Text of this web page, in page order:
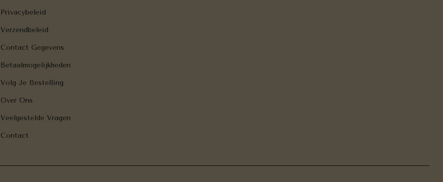
Privacybeleid
Verzendbeleid
Contact Gegevens
Betaalmogelijkheden
Volg Je Bestelling
Over Ons
Veelgestelde Vragen
Contact